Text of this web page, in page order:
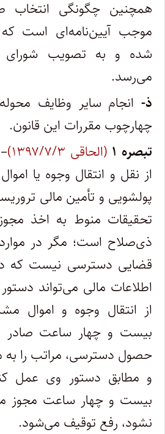
همچنین چگونگی انتخاب
موجب آیین‌نامه‌ای است
شده و به تصویب شورای
می‌رسد.
ذ- انجام سایر وظایف
چهارچوب مقررات این قانون.
تبصره ۱
(الحاقی ۱۳۹۷/۷/۳)
از نقل و انتقال وجوه یا
پولشویی و تأمین مالی
تحقیقات منوط به اخذ
ذی‌صلاح است؛ مگر در
قضایی دسترسی نیست که
اطلاعات مالی می‌تواند
از انتقال وجوه و اموال
بیست و چهار ساعت صادر
حصول دسترسی، مراتب را به
و مطابق دستور وی عمل
بیست و چهار ساعت مجوز
نشود، رفع توقیف می‌شود.